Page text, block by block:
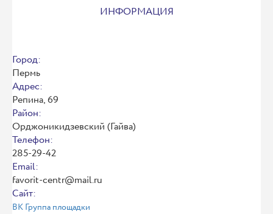
ИНФОРМАЦИЯ
Город:
Пермь
Адрес:
Репина, 69
Район:
Орджоникидзевский (Гайва)
Телефон:
285-29-42
Email:
favorit-centr@mail.ru
Сайт:
ВК Группа площадки